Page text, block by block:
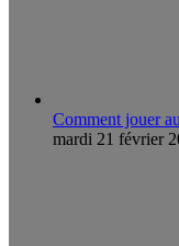
Comment jouer
mardi 21 février